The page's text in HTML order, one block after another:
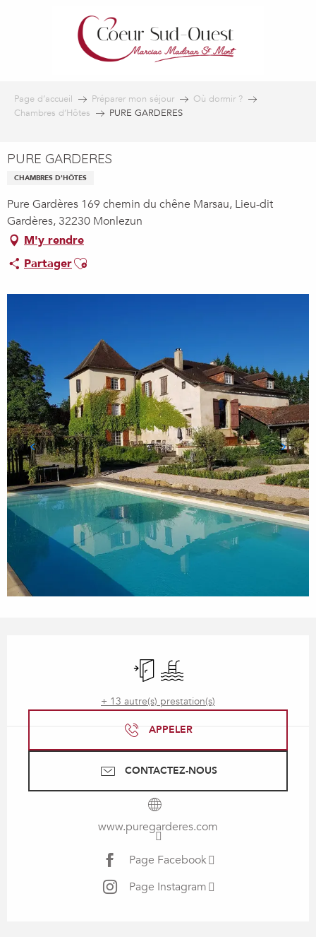
Page d’accueil Préparer mon séjour
Où dormir ?
Chambres d’Hôtes
PURE GARDERES
PURE GARDERES
CHAMBRES D'HÔTES
Pure Gardères 169 chemin du chêne Marsau, Lieu-dit
Gardères, 32230 Monlezun
M'y rendre
PartagerAjouter aux favoris
Entrée indépendante
Piscine
+ 13 autre(s) prestation(s)
APPELER
CONTACTEZ-NOUS
www.puregarderes.com
Page Facebook
Page Instagram